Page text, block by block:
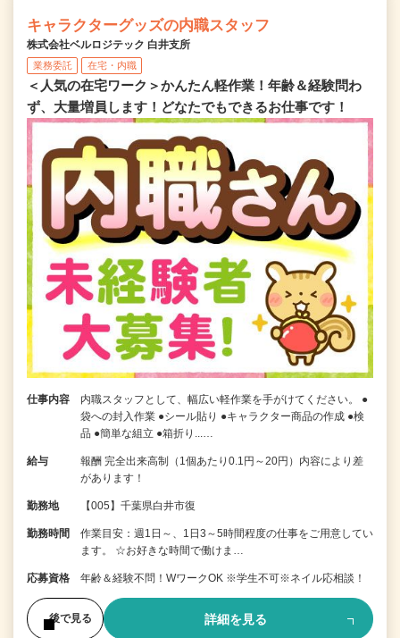
キャラクターグッズの内職スタッフ
株式会社ベルロジテック 白井支所
業務委託 在宅・内職
＜人気の在宅ワーク＞かんたん軽作業！年齢＆経験問わ
ず、大量増員します！どなたでもできるお仕事です！
仕事内容
内職スタッフとして、幅広い軽作業を手がけてください。 ●
袋への封入作業 ●シール貼り ●キャラクター商品の作成 ●検
品 ●簡単な組立 ●箱折り...…
給与
報酬 完全出来高制（1個あたり0.1円～20円）内容により差
があります！
勤務地 【005】千葉県白井市復
勤務時間
作業目安：週1日～、1日3～5時間程度の仕事をご用意してい
ます。 ☆お好きな時間で働けま…
応募資格 年齢＆経験不問！WワークOK ※学生不可※ネイル応相談！
後で見る 詳細を見る